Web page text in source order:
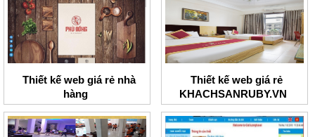
Thiết kế web giá rẻ nhà
hàng
Thiết kế web giá rẻ
KHACHSANRUBY.VN